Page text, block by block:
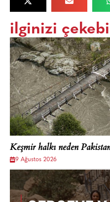
ilginizi
Keşmir halkı neden
9 Ağustos 2026